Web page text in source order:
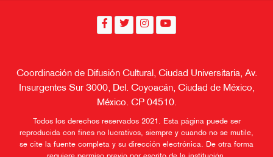
Coordinación de Difusión Cultural, Ciudad Universitaria, Av.
Insurgentes Sur 3000, Del. Coyoacán, Ciudad de México,
México. CP 04510.
Todos los derechos reservados 2021. Esta página puede ser
reproducida con fines no lucrativos, siempre y cuando no se mutile,
se cite la fuente completa y su dirección electrónica. De otra forma